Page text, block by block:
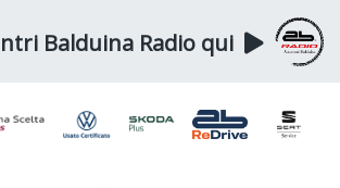
Balduina Radio qui